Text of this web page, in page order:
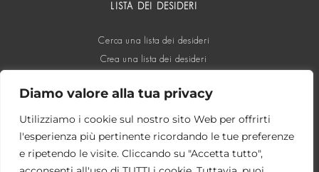
Diamo valore alla tua privacy
Utilizziamo i cookie sul nostro sito Web per offrirti
l'esperienza più pertinente ricordando le tue preferenze
e ripetendo le visite. Cliccando su "Accetta tutto",
LISTA DEI DESIDERI
Cerca una lista dei desideri
Crea una lista dei desideri
SOCIAL